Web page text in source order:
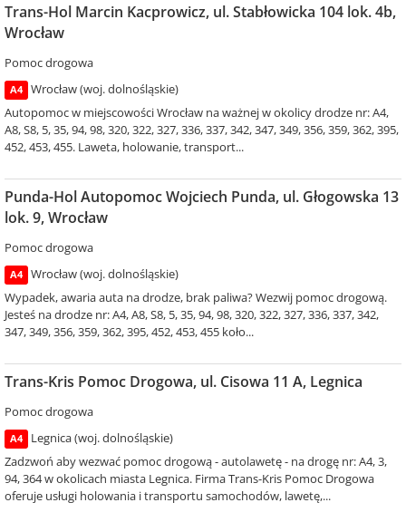
Trans-Hol Marcin Kacprowicz, ul. Stabłowicka 104 lok. 4b,
Wrocław
Pomoc drogowa
A4
Wrocław (woj. dolnośląskie)
Autopomoc w miejscowości Wrocław na ważnej w okolicy drodze nr: A4,
A8, S8, 5, 35, 94, 98, 320, 322, 327, 336, 337, 342, 347, 349, 356, 359, 362, 395,
452, 453, 455. Laweta, holowanie, transport...
Punda-Hol Autopomoc Wojciech Punda, ul. Głogowska 13
lok. 9, Wrocław
Pomoc drogowa
A4
Wrocław (woj. dolnośląskie)
Wypadek, awaria auta na drodze, brak paliwa? Wezwij pomoc drogową.
Jesteś na drodze nr: A4, A8, S8, 5, 35, 94, 98, 320, 322, 327, 336, 337, 342,
347, 349, 356, 359, 362, 395, 452, 453, 455 koło...
Trans-Kris Pomoc Drogowa, ul. Cisowa 11 A, Legnica
Pomoc drogowa
A4
Legnica (woj. dolnośląskie)
Zadzwoń aby wezwać pomoc drogową - autolawetę - na drogę nr: A4, 3,
94, 364 w okolicach miasta Legnica. Firma Trans-Kris Pomoc Drogowa
oferuje usługi holowania i transportu samochodów, lawetę,...